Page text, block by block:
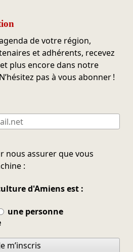
de votre région,
et adhérents, recevez
plus encore dans notre
pas à vous abonner !
nous assurer que vous
:
d'Amiens est :
une personne
m’inscris